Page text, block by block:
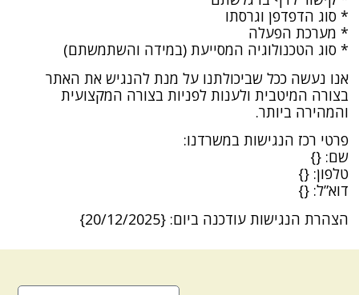
* סוג הדפדפן וגרסתו
* מערכת הפעלה
* סוג הטכנולוגיה המסייעת (במידה והשתמשתם)
אנו נעשה ככל שביכולתנו על מנת להנגיש את האתר
בצורה המיטבית ולענות לפניות בצורה המקצועית
והמהירה ביותר.
פרטי רכז הנגישות במשרדנו:
שם: {}
טלפון: {}
דוא”ל: {}
הצהרת הנגישות עודכנה ביום: {20/12/2025}